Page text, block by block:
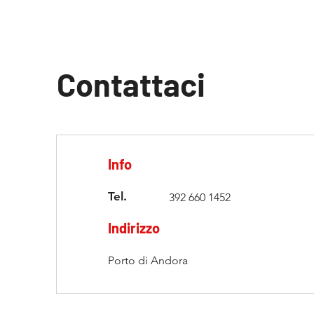
Contattaci
Info
Tel. 392 660 1452
Indirizzo
Porto di Andora